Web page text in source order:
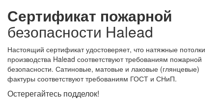
Сертификат пожарной
безопасности Halead
Настоящий сертификат удостоверяет, что натяжные потолки
производства Halead соответствуют требованиям пожарной
безопасности. Сатиновые, матовые и лаковые (глянцевые)
фактуры соответствуют требованиям ГОСТ и СНиП.
Остерегайтесь подделок!